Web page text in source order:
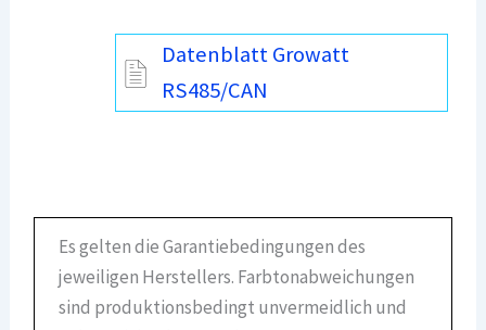
Datenblatt Growatt
RS485/CAN
Es gelten die Garantiebedingungen des
jeweiligen Herstellers. Farbtonabweichungen
sind produktionsbedingt unvermeidlich und